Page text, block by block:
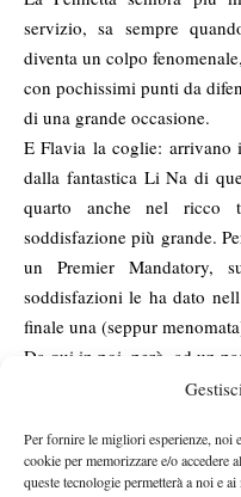
Per fornire le migliori esperienze, noi
cookie per memorizzare e/o
queste tecnologie permetterà a noi e
servizio, sa sempre
diventa un colpo
con pochissimi punti da
di una grande occasione.
E Flavia la coglie: arrivano
dalla fantastica Li Na di
quarto anche nel
soddisfazione più grande.
un Premier Mandatory,
soddisfazioni le ha dato
finale una (seppur
Da qui in poi, però, ad un
anni fa, Flavia ha un
sua carriera: trova in
compagna di doppio.